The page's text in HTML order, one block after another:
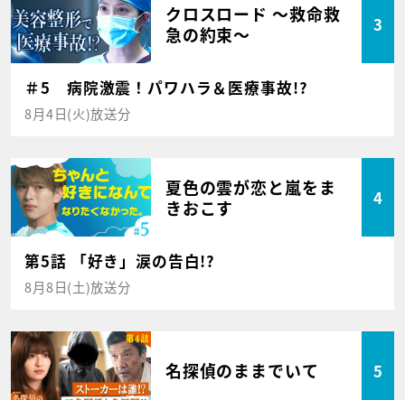
クロスロード ～救命救
急の約束～
3
＃5 病院激震！パワハラ＆医療事故!?
8月4日(火)放送分
夏色の雲が恋と嵐をま
きおこす
4
第5話 「好き」涙の告白!?
8月8日(土)放送分
名探偵のままでいて 5